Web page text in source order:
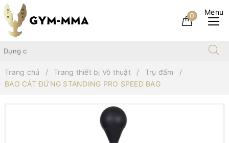
0
Trang chủ Trang thiết bị Võ thuật
Trụ đấm
BAO CÁT ĐỨNG STANDING PRO SPEED BAG